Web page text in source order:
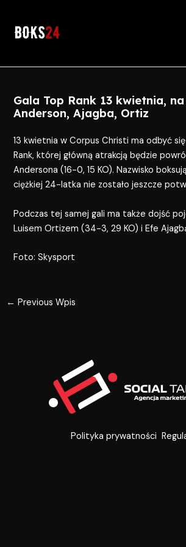
content
Gala Top Rank 13 kwietnia,
Anderson, Ajagba, Ortiz
13 kwietnia w Corpus Christi ma odbyć
Rank, której główną atrakcją będzie
Andersona (16-0, 15 KO). Nazwisko
ciężkiej 24-latka nie zostało jeszcze
Podczas tej samej gali ma także dojść
Luisem Ortizem (34-3, 29 KO) i Efe Ajagbą
Foto: Skysport
← Previous Wpis
Polityka prywatności